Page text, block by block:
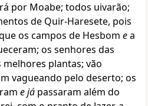
por Moabe; todos uivarão;
de Quir-Haresete, pois
os campos de Hesbom ea
os senhores das
melhores plantas; vão
vagueando pelo deserto; os
e já passaram além do